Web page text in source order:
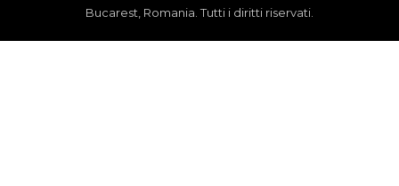
Bucarest, Romania. Tutti i diritti riservati.